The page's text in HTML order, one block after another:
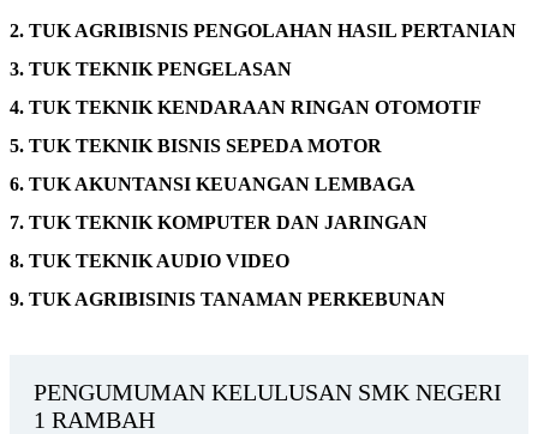
2. TUK AGRIBISNIS PENGOLAHAN HASIL PERTANIAN
3. TUK TEKNIK PENGELASAN
4. TUK TEKNIK KENDARAAN RINGAN OTOMOTIF
5. TUK TEKNIK BISNIS SEPEDA MOTOR
6. TUK AKUNTANSI KEUANGAN LEMBAGA
7. TUK TEKNIK KOMPUTER DAN JARINGAN
8. TUK TEKNIK AUDIO VIDEO
9. TUK AGRIBISINIS TANAMAN PERKEBUNAN
PENGUMUMAN KELULUSAN SMK NEGERI
1 RAMBAH